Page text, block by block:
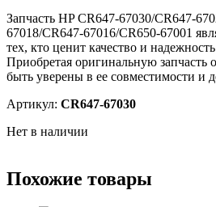
Запчасть HP CR647-67030/CR647-
67018/CR647-67016/CR650-67001
тех, кто ценит качество и
Приобретая оригинальную запчасть
быть уверены в ее совместимости и
Артикул: CR647-67030
Нет в наличии
Похожие товары